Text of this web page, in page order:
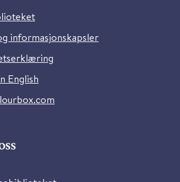
informasjonskapsler
English